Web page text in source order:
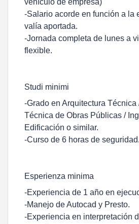
vehículo de empresa)
-Salario acorde en función a la
valía aportada.
-Jornada completa de lunes a
flexible.
Studi minimi
-Grado en Arquitectura Técnica
Técnica de Obras Públicas /
Edificación o similar.
-Curso de 6 horas de seguridad.
Esperienza minima
-Experiencia de 1 año en
-Manejo de Autocad y Presto.
-Experiencia en interpretación